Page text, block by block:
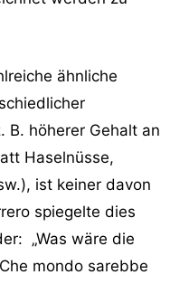
ähnliche
B. höherer Gehalt an
Haselnüsse,
ist keiner davon
spiegelte dies
„Was wäre die
mondo sarebbe